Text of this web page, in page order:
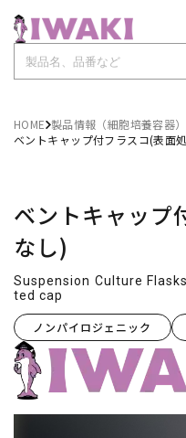
HOME 製品情報（細胞培養容器）
ベントキャップ付フラスコ(表面
ベントキャップ
なし)
Suspension Culture
ted cap
ノンパイロジェニック